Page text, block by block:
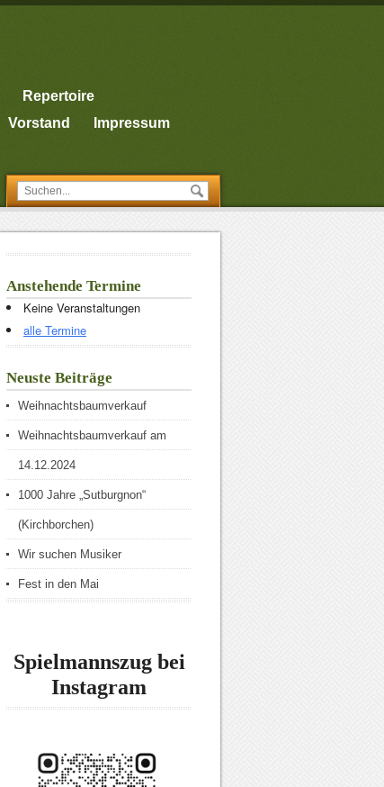
Repertoire
Vorstand Impressum
Anstehende Termine
Keine Veranstaltungen
alle Termine
Neuste Beiträge
Weihnachtsbaumverkauf
Weihnachtsbaumverkauf am
14.12.2024
1000 Jahre „Sutburgnon“
(Kirchborchen)
Wir suchen Musiker
Fest in den Mai
Spielmannszug bei
Instagram